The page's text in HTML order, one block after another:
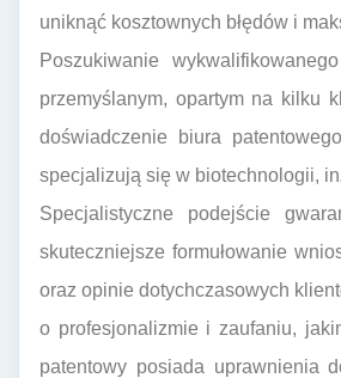
uniknąć kosztownych błędów i
Poszukiwanie
przemyślanym, opartym na kilku
doświadczenie biura
specjalizują się w biotechnologii,
Specjalistyczne podejście
skuteczniejsze formułowanie
oraz opinie dotychczasowych
o profesjonalizmie i zaufaniu,
patentowy posiada uprawnienia